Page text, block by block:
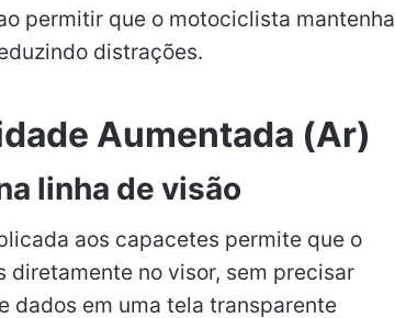
permitir que o motociclista mantenha
distrações.
Aumentada (Ar)
linha de visão
aos capacetes permite que o
no visor, sem precisar
dados em uma tela transparente